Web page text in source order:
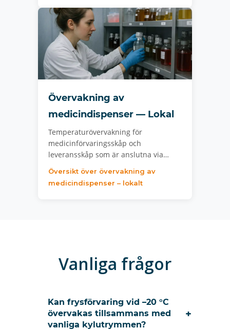
Övervakning av
medicindispenser — Lokal
Temperaturövervakning för
medicinförvaringsskåp och
leveransskåp som är anslutna via…
Översikt över övervakning av
medicindispenser – lokalt
Vanliga frågor
Kan frysförvaring vid –20 °C
övervakas tillsammans med
vanliga kylutrymmen?
+